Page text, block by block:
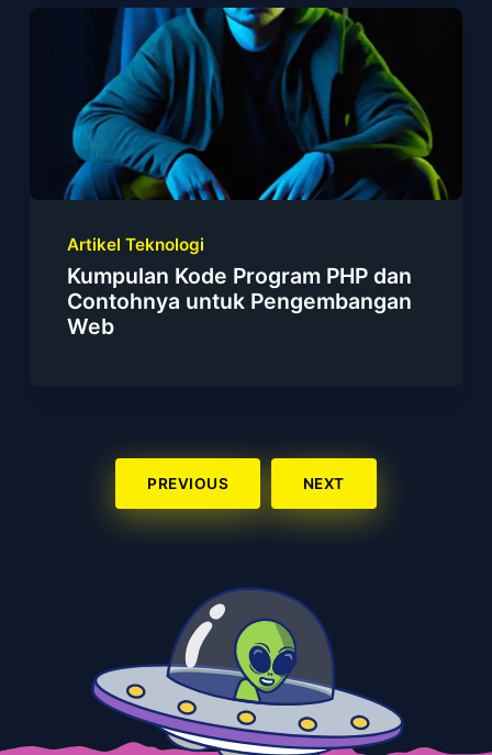
Artikel Teknologi
Kumpulan Kode Program PHP dan
Contohnya untuk Pengembangan
Web
PREVIOUS NEXT